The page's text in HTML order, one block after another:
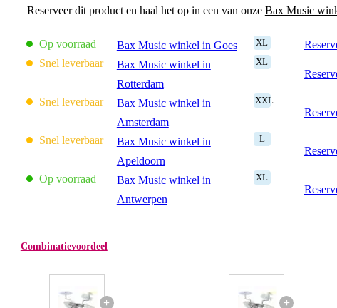
Reserveer dit product en haal het op in een van onze Bax Music
Op voorraad Bax Music winkel in Goes XL
Snel leverbaar
Bax Music winkel in
Rotterdam
XL
Snel leverbaar
Bax Music winkel in
Amsterdam
XXL
Snel leverbaar
Bax Music winkel in
Apeldoorn
L
Op voorraad
Bax Music winkel in
Antwerpen
XL
Combinatievoordeel
+ +